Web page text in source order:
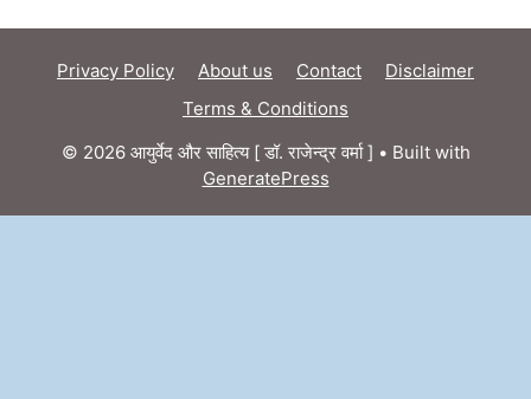
Privacy Policy About us Contact
Disclaimer
Terms & Conditions
© 2026 आयुर्वेद और साहित्य [ डॉ. राजेन्द्र वर्मा ] • Built with
GeneratePress